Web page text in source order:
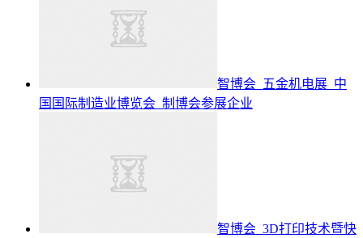
智博会_五金机电展_中
国国际制造业博览会_制博会参展企业
智博会_3D打印技术暨快